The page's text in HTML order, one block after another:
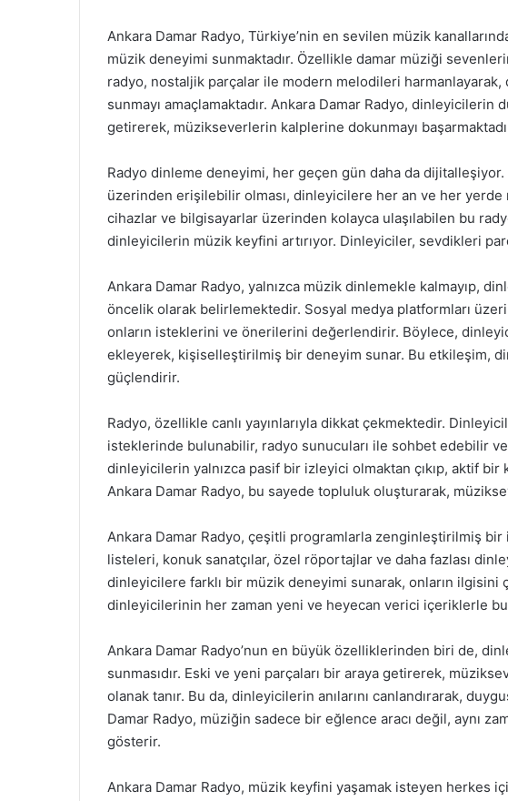
Ankara Damar Radyo, Türkiye’nin en sevilen müzik
müzik deneyimi sunmaktadır. Özellikle damar müziği
radyo, nostaljik parçalar ile modern melodileri
sunmayı amaçlamaktadır. Ankara Damar Radyo,
getirerek, müzikseverlerin kalplerine dokunmayı
Radyo dinleme deneyimi, her geçen gün daha da dijitalleşiyor.
üzerinden erişilebilir olması, dinleyicilere her an ve her yerde
cihazlar ve bilgisayarlar üzerinden kolayca ulaşılabilen bu
dinleyicilerin müzik keyfini artırıyor. Dinleyiciler, sevdikleri
Ankara Damar Radyo, yalnızca müzik dinlemekle kalmayıp,
öncelik olarak belirlemektedir. Sosyal medya platformları
onların isteklerini ve önerilerini değerlendirir. Böylece,
ekleyerek, kişiselleştirilmiş bir deneyim sunar. Bu etkileşim,
güçlendirir.
Radyo, özellikle canlı yayınlarıyla dikkat çekmektedir.
isteklerinde bulunabilir, radyo sunucuları ile sohbet edebilir
dinleyicilerin yalnızca pasif bir izleyici olmaktan çıkıp, aktif bir
Ankara Damar Radyo, bu sayede topluluk oluşturarak,
Ankara Damar Radyo, çeşitli programlarla zenginleştirilmiş bir
listeleri, konuk sanatçılar, özel röportajlar ve daha fazlası
dinleyicilere farklı bir müzik deneyimi sunarak, onların ilgisini
dinleyicilerinin her zaman yeni ve heyecan verici içeriklerle
Ankara Damar Radyo’nun en büyük özelliklerinden biri de,
sunmasıdır. Eski ve yeni parçaları bir araya getirerek,
olanak tanır. Bu da, dinleyicilerin anılarını canlandırarak,
Damar Radyo, müziğin sadece bir eğlence aracı değil, aynı
gösterir.
Ankara Damar Radyo, müzik keyfini yaşamak isteyen herkes